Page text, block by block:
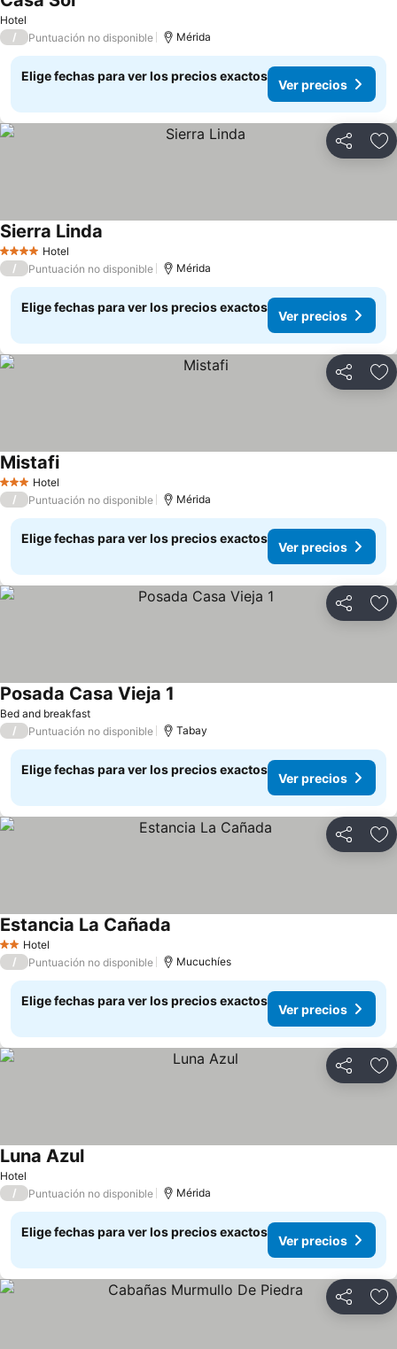
Hotel
/ Puntuación no disponible Mérida
Elige fechas para ver los precios exactos
Ver precios
Compartir
4 EstrellasHotel
Sierra Linda
/ Puntuación no disponible Mérida
Elige fechas para ver los precios exactos
Ver precios
Compartir
3 Estrellas
Hotel
Mistafi
/ Puntuación no disponible Mérida
Elige fechas para ver los precios exactos
Ver precios
Compartir
Bed and breakfast
Posada Casa Vieja 1
/ Puntuación no disponible Tabay
Elige fechas para ver los precios exactos
Ver precios
Compartir
2 Estrellas
Hotel
Estancia La Cañada
/ Puntuación no disponible Mucuchíes
Elige fechas para ver los precios exactos
Ver precios
Compartir
Hotel
Luna Azul
/ Puntuación no disponible Mérida
Elige fechas para ver los precios exactos
Ver precios
Compartir